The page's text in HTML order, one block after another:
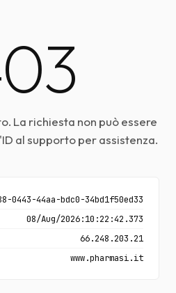
La richiesta non può essere
al supporto per assistenza.
0443-44aa-bdc0-34bd1f50ed33
08/Aug/2026:10:22:42.373
66.248.203.21
www.pharmasi.it